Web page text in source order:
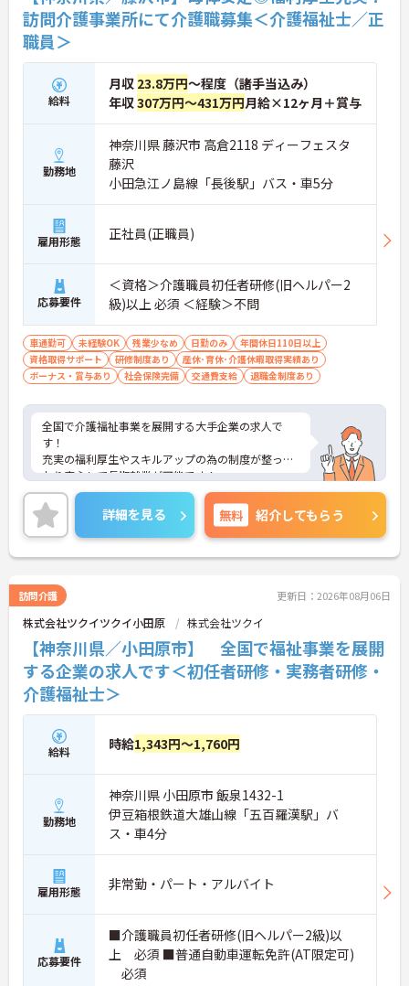
訪問介護事業所にて介護職募集＜介護福祉士／正
職員＞
給料
月収 23.8万円～程度（諸手当込み）
年収307万円～431万円月給×12ヶ月＋賞与
勤務地
神奈川県 藤沢市 高倉2118 ディーフェスタ
藤沢
小田急江ノ島線「長後駅」バス・車5分
雇用形態 正社員(正職員)
応募要件
＜資格＞介護職員初任者研修(旧ヘルパー2
級)以上 必須 ＜経験＞不問
車通勤可 未経験OK 残業少なめ 日勤のみ
年間休日110日以上
資格取得サポート
研修制度あり
産休･育休･介護休暇取得実績あり
ボーナス・賞与あり
社会保険完備 交通費支給 退職金制度あり
全国で介護福祉事業を展開する大手企業の求人で
す！
充実の福利厚生やスキルアップの為の制度が整って
おり安心して長期就業が可能です！
ご興味ある方には、面接のポイントなど、さらに詳
細をお話致しますのでお気軽にご相談ください。
詳細を見る 無料 紹介してもらう
訪問介護 更新日：2026年08月06日
株式会社ツクイツクイ小田原 株式会社ツクイ
【神奈川県／小田原市】 全国で福祉事業を展開
する企業の求人です＜初任者研修・実務者研修・
介護福祉士＞
給料 時給1,343円～1,760円
勤務地
神奈川県 小田原市 飯泉1432-1
伊豆箱根鉄道大雄山線「五百羅漢駅」バ
ス・車4分
雇用形態 非常勤・パート・アルバイト
応募要件
■介護職員初任者研修(旧ヘルパー2級)以
上 必須 ■普通自動車運転免許(AT限定可)
必須